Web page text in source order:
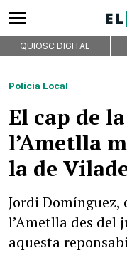
QUIOSC DIGITAL
Policia Local
El cap de
l’Ametlla
la de
Jordi Domínguez,
l’Ametlla des del
aquesta